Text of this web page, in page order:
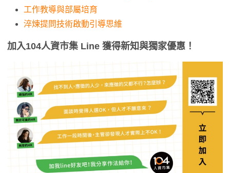
工作教導與部屬培育
淬煉提問技術啟動引導思維
加入104人資市集 Line 獲得新知與獨家優惠！